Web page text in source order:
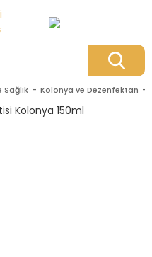
Sağlık Kolonya ve Dezenfektan